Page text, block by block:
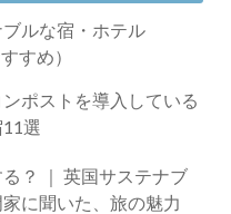
ブルな宿・ホテル
すめ）
ポストを導入している
選
テナブ
に聞いた、旅の魅力